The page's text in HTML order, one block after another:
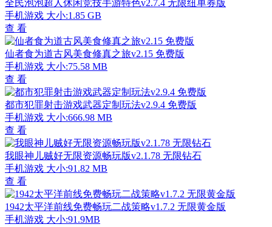
全民泡泡超人休闲竞技手游特色v2.7.4 无限纽单券版
手机游戏 大小:1.85 GB
查 看
仙者食为道古风美食修真之旅v2.15 免费版
手机游戏 大小:75.58 MB
查 看
都市犯罪射击游戏武器定制玩法v2.9.4 免费版
手机游戏 大小:666.98 MB
查 看
我眼神儿贼好无限资源畅玩版v2.1.78 无限钻石
手机游戏 大小:91.82 MB
查 看
1942太平洋前线免费畅玩二战策略v1.7.2 无限黄金版
手机游戏 大小:91.9MB